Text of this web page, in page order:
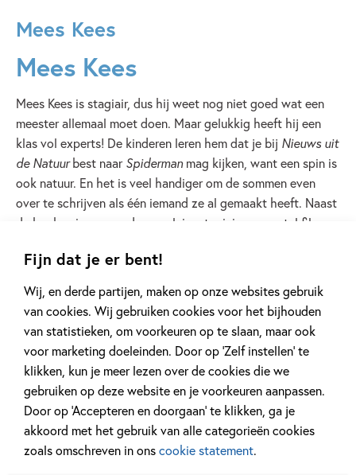
Fijn dat je er bent!
Wij, en derde partijen, maken op onze websites gebruik
van cookies. Wij gebruiken cookies voor het bijhouden
van statistieken, om voorkeuren op te slaan, maar ook
voor marketing doeleinden. Door op ‘Zelf instellen’ te
klikken, kun je meer lezen over de cookies die we
gebruiken op deze website en je voorkeuren aanpassen.
Door op ‘Accepteren en doorgaan’ te klikken, ga je
akkoord met het gebruik van alle categorieën cookies
zoals omschreven in onscookie statement.
Mees Kees
Mees Kees
Mees Kees is stagiair, dus hij weet nog niet goed wat een
meester allemaal moet doen. Maar gelukkig heeft hij een
klas vol experts! De kinderen leren hem dat je bij Nieuws uit
de Natuurbest naarSpidermanmag kijken, want een spin is
ook natuur. En het is veel handiger om de sommen even
over te schrijven als één iemand ze al gemaakt heeft. Naast
de boeken is er over de populaire stagiair een aantal films,
Lees verder
'Ook in dit vierde deel over mees Kees
spat het plezier van de bladzijdes af. De